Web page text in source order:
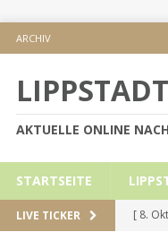
ARCHIV
AKTUELLE ONLINE
STARTSEITE
LIVE TICKER [ 8.